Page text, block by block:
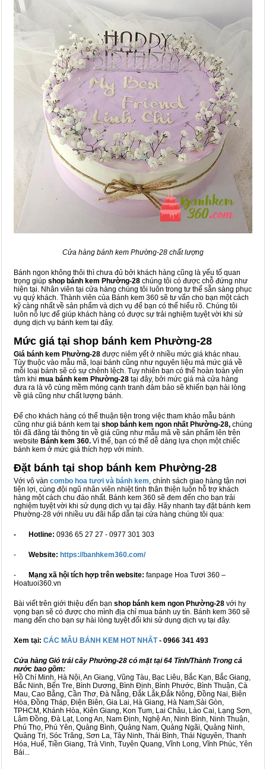
Cửa hàng bánh kem Phường-28 chất lượng
Bánh ngon không thôi thì chưa đủ bởi khách hàng cũng là yếu tố quan
trọng giúp shop bánh kem Phường-28 chúng tôi có được chỗ đứng như
hiện tại. Nhân viên tại cửa hàng chúng tôi luôn trong tư thế sẵn sàng phục
vụ quý khách. Thành viên của Bánh kem 360 sẽ tư vấn cho bạn một cách
kỹ càng nhất về sản phẩm và dịch vụ để bạn có thể hiểu rõ. Chúng tôi
luôn nỗ lực để giúp khách hàng có được sự trải nghiệm tuyệt vời khi sử
dụng dịch vụ bánh kem tại đây.
Mức giá tại shop bánh kem Phường-28
Giá bánh kem Phường-28 được niêm yết ở nhiều mức giá khác nhau.
Tùy thuộc vào mẫu mã, loại bánh cũng như nguyên liệu mà mức giá về
mỗi loại bánh sẽ có sự chênh lệch. Tuy nhiên bạn có thể hoàn toàn yên
tâm khi mua bánh kem Phường-28 tại đây, bởi mức giá mà cửa hàng
đưa ra là vô cùng mềm mỏng cạnh tranh đảm bảo sẽ khiến bạn hài lòng
về giá cũng như chất lượng bánh.
Để cho khách hàng có thể thuận tiện trong việc tham khảo mẫu bánh
cũng như giá bánh kem tại shop bánh kem ngon nhất Phường-28, chúng
tôi đã đăng tải thông tin về giá cũng như mẫu mã về sản phẩm lên trên
website Bánh kem 360. Vì thế, bạn có thể dễ dàng lựa chọn một chiếc
bánh kem ở mức giá thích hợp với mình.
Đặt bánh tại shop bánh kem Phường-28
Với vô vàn combo hoa tươi và bánh kem, chính sách giao hàng tận nơi
tiện lợi, cùng đội ngũ nhân viên nhiệt tình thân thiện luôn hỗ trợ khách
hàng một cách chu đáo nhất. Bánh kem 360 sẽ đem đến cho bạn trải
nghiệm tuyệt vời khi sử dụng dịch vụ tại đây. Hãy nhanh tay đặt bánh kem
Phường-28 với nhiều ưu đãi hấp dẫn tại cửa hàng chúng tôi qua:
- Hotline: 0936 65 27 27 - 0977 301 303
- Website: https://banhkem360.com/
- Mạng xã hội tích hợp trên website: fanpage Hoa Tươi 360 –
Hoatuoi360.vn
Bài viết trên giới thiệu đến bạn shop bánh kem ngon Phường-28 với hy
vọng bạn sẽ có được cho mình địa chỉ mua bánh uy tín. Bánh kem 360 sẽ
mang đến cho bạn sự hài lòng tuyệt đối khi sử dụng dịch vụ tại đây.
Xem tại: CÁC MẪU BÁNH KEM HOT NHẤT- 0966 341 493
Cửa hàng Giỏ trái cây Phường-28 có mặt tại 64 Tỉnh/Thành Trong cả
nước bao gồm:
Hồ Chí Minh, Hà Nội, An Giang, Vũng Tàu, Bạc Liêu, Bắc Kạn, Bắc Giang,
Bắc Ninh, Bến Tre, Bình Dương, Bình Định, Bình Phước, Bình Thuận, Cà
Mau, Cao Bằng, Cần Thơ, Đà Nẵng, Đắk Lắk,Đắk Nông, Đồng Nai, Biên
Hòa, Đồng Tháp, Điện Biên, Gia Lai, Hà Giang, Hà Nam,Sài Gòn,
TPHCM, Khánh Hòa, Kiên Giang, Kon Tum, Lai Châu, Lào Cai, Lạng Sơn,
Lâm Đồng, Đà Lạt, Long An, Nam Định, Nghệ An, Ninh Bình, Ninh Thuận,
Phú Thọ, Phú Yên, Quảng Bình, Quảng Nam, Quảng Ngãi, Quảng Ninh,
Quảng Trị, Sóc Trăng, Sơn La, Tây Ninh, Thái Bình, Thái Nguyên, Thanh
Hóa, Huế, Tiền Giang, Trà Vinh, Tuyên Quang, Vĩnh Long, Vĩnh Phúc, Yên
Bái...